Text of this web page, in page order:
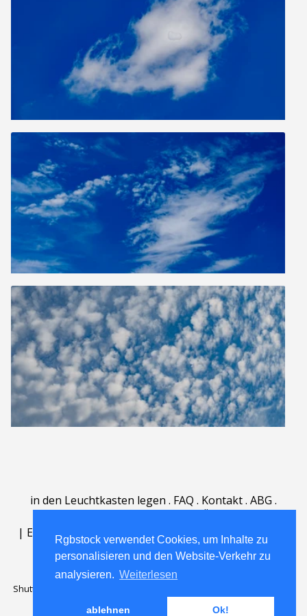
Rgbstock verwendet Cookies, um Inhalte zu
personalisieren und den Website-Verkehr zu
analysieren. Weiterlesen
ablehnen Ok!
in den Leuchtkasten legen . FAQ . Kontakt. ABG .
| English | Deutsch Español | Polski | Português
Nederlands|
Shutterstock official partner of Rgbstock
Rgbstock